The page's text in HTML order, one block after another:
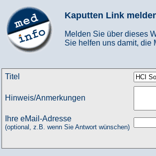
Kaputten Link
Melden Sie über dieses
Sie helfen uns damit, die
Titel
Hinweis/Anmerkungen
Ihre eMail-Adresse
(optional, z.B. wenn Sie Antwort wünschen)